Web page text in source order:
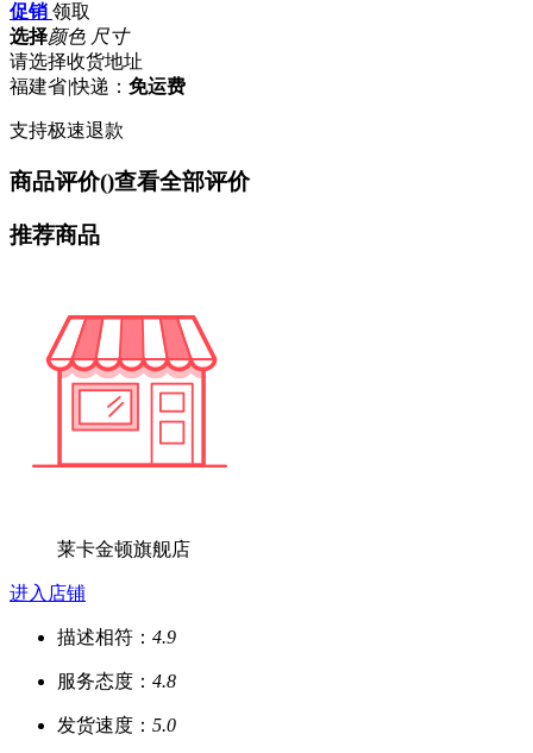
促销 领取
选择颜色 尺寸
请选择收货地址
福建省|快递： 免运费
支持极速退款
商品评价()查看全部评价
推荐商品
莱卡金顿旗舰店
进入店铺
描述相符： 4.9
服务态度： 4.8
发货速度： 5.0